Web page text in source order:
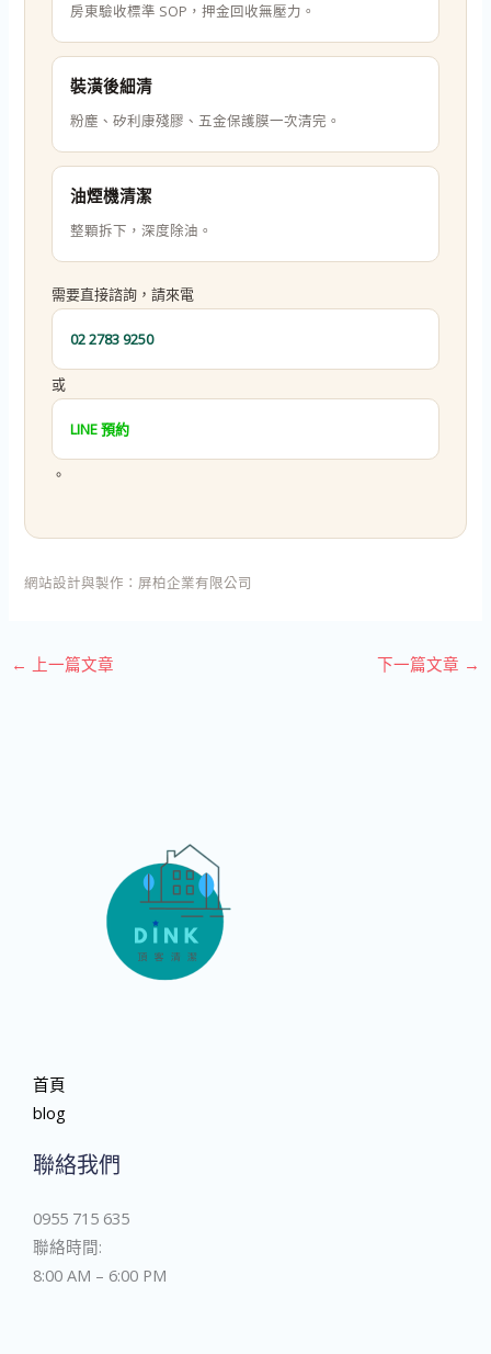
房東驗收標準 SOP，押金回收無壓力。
裝潢後細清
粉塵、矽利康殘膠、五金保護膜一次清完。
油煙機清潔
整顆拆下，深度除油。
需要直接諮詢，請來電
02 2783 9250
或
LINE 預約
。
網站設計與製作： 屏柏企業有限公司
← 上一篇文章 下一篇文章 →
首頁
blog
聯絡我們
0955 715 635
聯絡時間:
8:00 AM – 6:00 PM